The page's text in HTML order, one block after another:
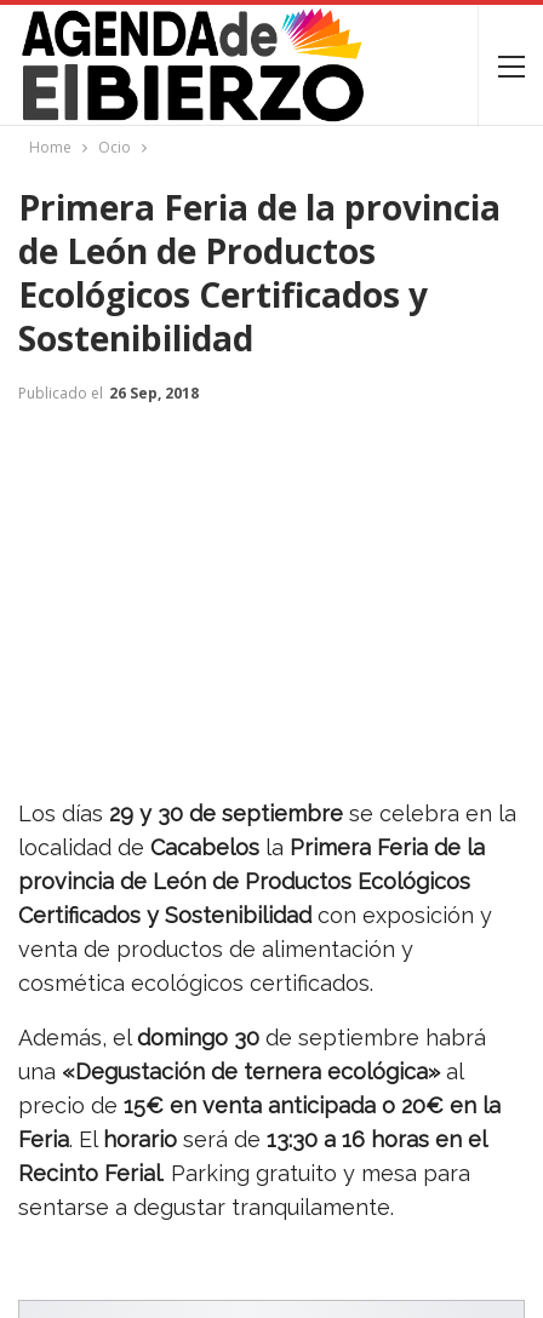
Home Ocio
Primera Feria de la provincia
de León de Productos
Ecológicos Certificados y
Sostenibilidad
Publicado el 26 Sep, 2018
Los días 29 y 30 de septiembre se celebra en la
localidad de Cacabelos la Primera Feria de la
provincia de León de Productos Ecológicos
Certificados y Sostenibilidadcon exposición y
venta de productos de alimentación y
cosmética ecológicos certificados.
Además, eldomingo 30 de septiembre habrá
una «Degustación de ternera ecológica»al
precio de 15€ en venta anticipada o 20€ en la
Feria. El horario será de 13:30 a 16 horas en el
Recinto Ferial. Parking gratuito y mesa para
sentarse a degustar tranquilamente.